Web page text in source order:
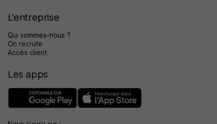
L'entreprise
Qui sommes-nous ?
On recrute
Accès client
Les apps